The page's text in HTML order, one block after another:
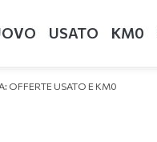
USATO KM0
OFFERTE USATO E KM0